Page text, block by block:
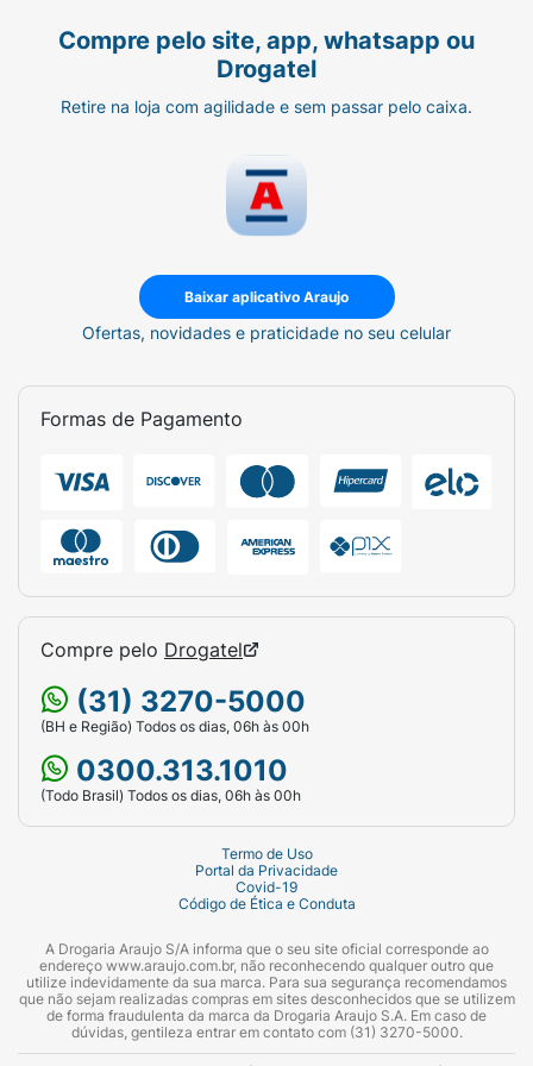
Aqua, Sodium Laureth Sulfate,
CocamidopropylBetaine, Laureth-2, Potassium
Chloride, Sodium Benzoate,
Distearate, GuarHydroxypropyltrimonium
Chloride, Sodium Hydroxide,
DMDMHydantoin, Disodium EDTA,
Benzyl Salicylate, Hexyl Cinnamal, Citric
Acid,Vinegar, Glycerin³, Lavandula Angustifolia
Flower Extract³,Potassium Sorbate,
Vulgaris Flower/Leaf Extract³.
Compre pelo site, app, whatsapp ou
Drogatel
Retire na loja com agilidade e sem passar pelo caixa.
Baixar aplicativo Araujo
Ofertas, novidades e praticidade no seu celular
Formas de Pagamento
Compre pelo Drogatel
(31) 3270-5000
(BH e Região) Todos os dias, 06h às 00h
0300.313.1010
(Todo Brasil) Todos os dias, 06h às 00h
Termo de Uso
Portal da Privacidade
Covid-19
Código de Ética e Conduta
A Drogaria Araujo S/A informa que o seu site oficial corresponde ao
endereço www.araujo.com.br, não reconhecendo qualquer outro que
utilize indevidamente da sua marca. Para sua segurança recomendamos
que não sejam realizadas compras em sites desconhecidos que se utilizem
de forma fraudulenta da marca da Drogaria Araujo S.A. Em caso de
dúvidas, gentileza entrar em contato com (31) 3270-5000.